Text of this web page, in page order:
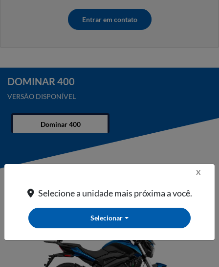
Entrar em contato
DOMINAR 400
VERSÃO DISPONÍVEL
Dominar 400
Dominar 400
X
Selecione a unidade mais próxima a você.
Selecionar